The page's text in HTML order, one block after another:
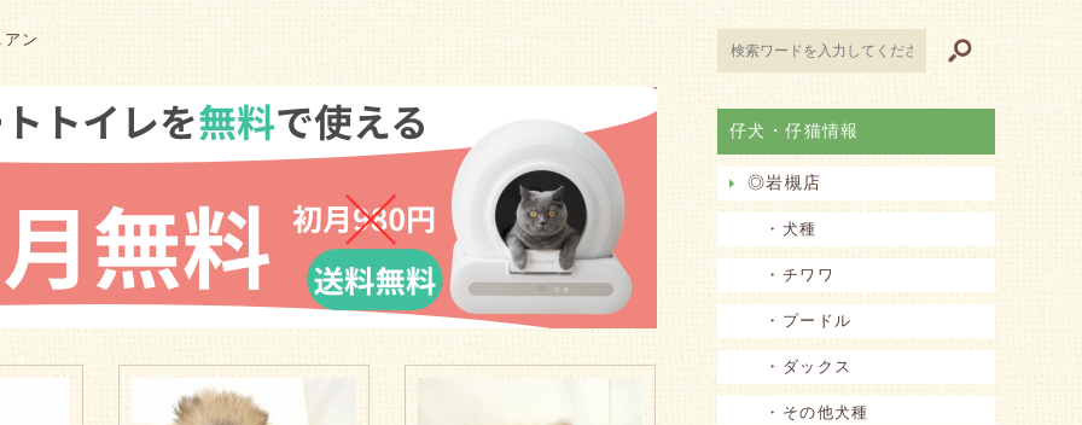
ン
仔犬・仔猫情報
◎岩槻店
・犬種
・チワワ
・プードル
・ダックス
・その他犬種